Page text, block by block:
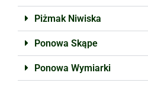
Piżmak Niwiska
Ponowa Skąpe
Ponowa Wymiarki